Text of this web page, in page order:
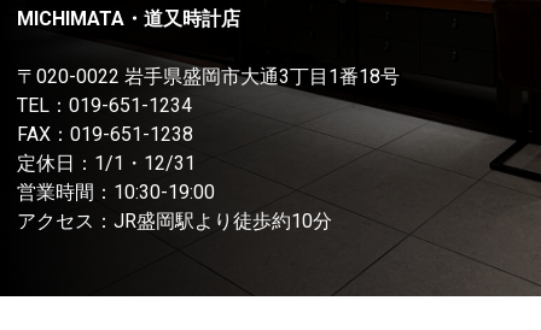
MICHIMATA・道又時計店
〒020-0022 岩手県盛岡市大通3丁目1番18号
TEL： 019-651-1234
FAX：019-651-1238
定休日：1/1・12/31
営業時間：10:30-19:00
アクセス：JR盛岡駅より徒歩約10分